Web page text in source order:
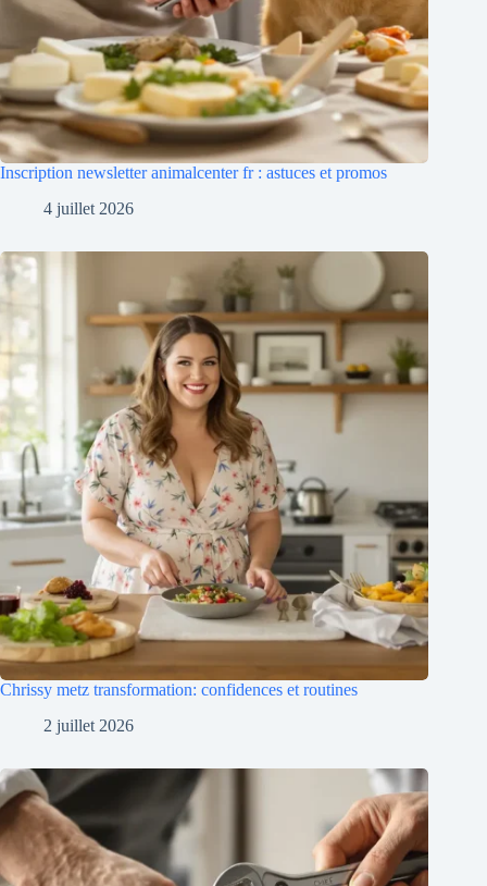
Inscription newsletter animalcenter fr : astuces et promos
4 juillet 2026
Chrissy metz transformation: confidences et routines
2 juillet 2026